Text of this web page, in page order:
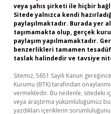
veya şahıs şirketi ile hiçbir
Sitede yalnızca kendi
paylaşılmaktadır. Burada yer
taşımamakta olup, gerçek
paylaşım yapılmamaktadır.
benzerlikleri tamamen
taslak halindedir ve tavsiye
Sitemiz, 5651 Sayılı Kanun
Kurumu (BTK) tarafından
vermektedir. Bu nedenle, sitedeki
veya araştırma yükümlülüğümüz
yazdıkları içeriklerin